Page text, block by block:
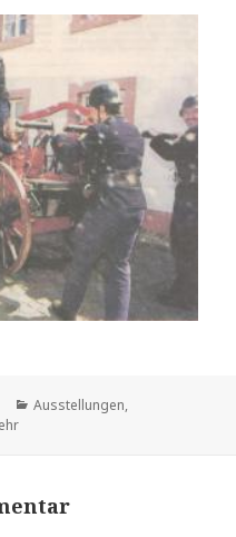
Kategorien
Ausstellungen,